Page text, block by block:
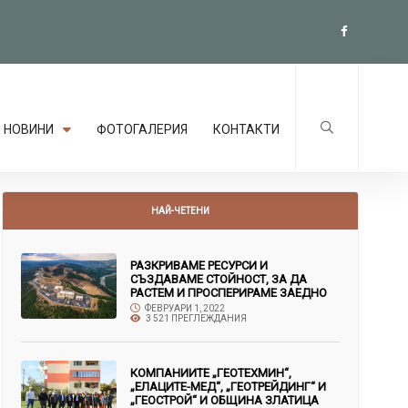
НОВИНИ ФОТОГАЛЕРИЯ КОНТАКТИ
НАЙ-ЧЕТЕНИ
РАЗКРИВАМЕ РЕСУРСИ И
СЪЗДАВАМЕ СТОЙНОСТ, ЗА ДА
РАСТЕМ И ПРОСПЕРИРАМЕ ЗАЕДНО
ФЕВРУАРИ 1, 2022
3 521 ПРЕГЛЕЖДАНИЯ
КОМПАНИИТЕ „ГЕОТЕХМИН“,
„ЕЛАЦИТЕ-МЕД“, „ГЕОТРЕЙДИНГ“ И
„ГЕОСТРОЙ“ И ОБЩИНА ЗЛАТИЦА